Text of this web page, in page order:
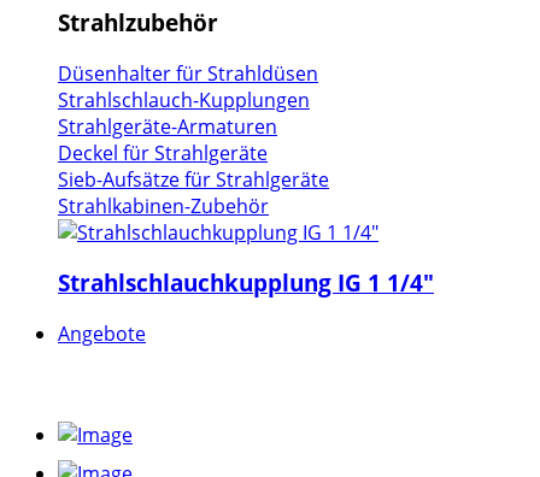
Strahlzubehör
Düsenhalter für Strahldüsen
Strahlschlauch-Kupplungen
Strahlgeräte-Armaturen
Deckel für Strahlgeräte
Sieb-Aufsätze für Strahlgeräte
Strahlkabinen-Zubehör
Strahlschlauchkupplung IG 1 1/4"
Angebote